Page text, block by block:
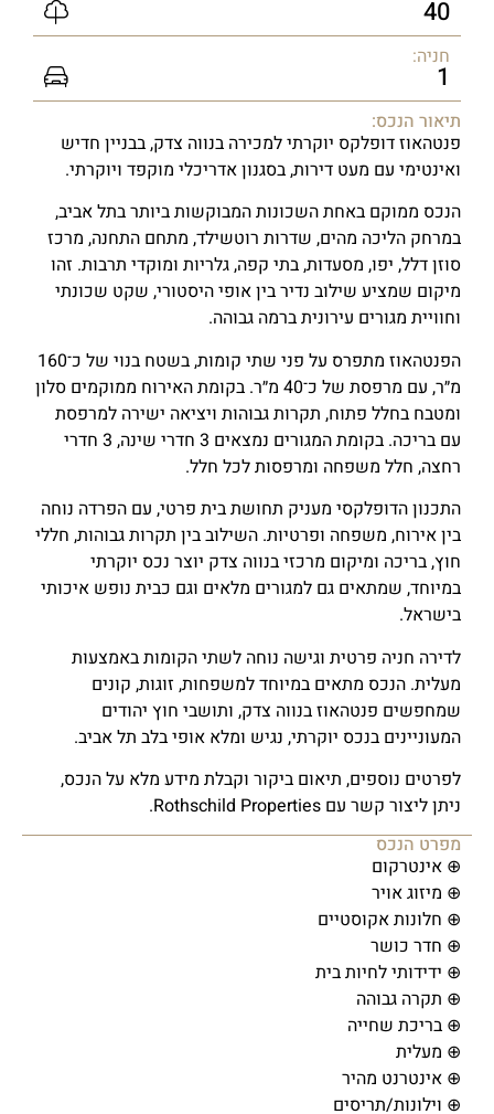
40
חניה:
1
תיאור הנכס:
פנטהאוז דופלקס יוקרתי למכירה בנווה צדק, בבניין חדיש
ואינטימי עם מעט דירות, בסגנון אדריכלי מוקפד ויוקרתי.
הנכס ממוקם באחת השכונות המבוקשות ביותר בתל אביב,
במרחק הליכה מהים, שדרות רוטשילד, מתחם התחנה, מרכז
סוזן דלל, יפו, מסעדות, בתי קפה, גלריות ומוקדי תרבות. זהו
מיקום שמציע שילוב נדיר בין אופי היסטורי, שקט שכונתי
וחוויית מגורים עירונית ברמה גבוהה.
הפנטהאוז מתפרס על פני שתי קומות, בשטח בנוי של כ־160
מ״ר, עם מרפסת של כ־40 מ״ר. בקומת האירוח ממוקמים סלון
ומטבח בחלל פתוח, תקרות גבוהות ויציאה ישירה למרפסת
עם בריכה. בקומת המגורים נמצאים 3 חדרי שינה, 3 חדרי
רחצה, חלל משפחה ומרפסות לכל חלל.
התכנון הדופלקסי מעניק תחושת בית פרטי, עם הפרדה נוחה
בין אירוח, משפחה ופרטיות. השילוב בין תקרות גבוהות, חללי
חוץ, בריכה ומיקום מרכזי בנווה צדק יוצר נכס יוקרתי
במיוחד, שמתאים גם למגורים מלאים וגם כבית נופש איכותי
בישראל.
לדירה חניה פרטית וגישה נוחה לשתי הקומות באמצעות
מעלית. הנכס מתאים במיוחד למשפחות, זוגות, קונים
שמחפשים פנטהאוז בנווה צדק, ותושבי חוץ יהודים
המעוניינים בנכס יוקרתי, נגיש ומלא אופי בלב תל אביב.
לפרטים נוספים, תיאום ביקור וקבלת מידע מלא על הנכס,
ניתן ליצור קשר עם Rothschild Properties.
מפרט הנכס
⊕ אינטרקום
⊕ מיזוג אויר
⊕ חלונות אקוסטיים
⊕ חדר כושר
⊕ ידידותי לחיות בית
⊕ תקרה גבוהה
⊕ בריכת שחייה
⊕ מעלית
⊕ אינטרנט מהיר
⊕ וילונות/תריסים